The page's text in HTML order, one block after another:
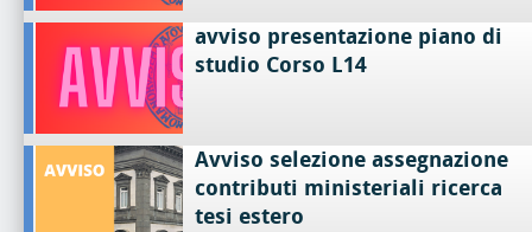
avviso presentazione piano di
studio Corso L14
Avviso selezione assegnazione
contributi ministeriali ricerca
tesi estero